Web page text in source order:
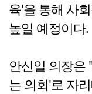
육'을 통해 사
높일 예정이다.
안신일 의장은
는 의회'로 자